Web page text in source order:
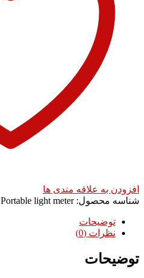
افزودن به علاقه مندی ها
شناسه محصول:Portable light meter
توضیحات
نظرات (0)
توضیحات